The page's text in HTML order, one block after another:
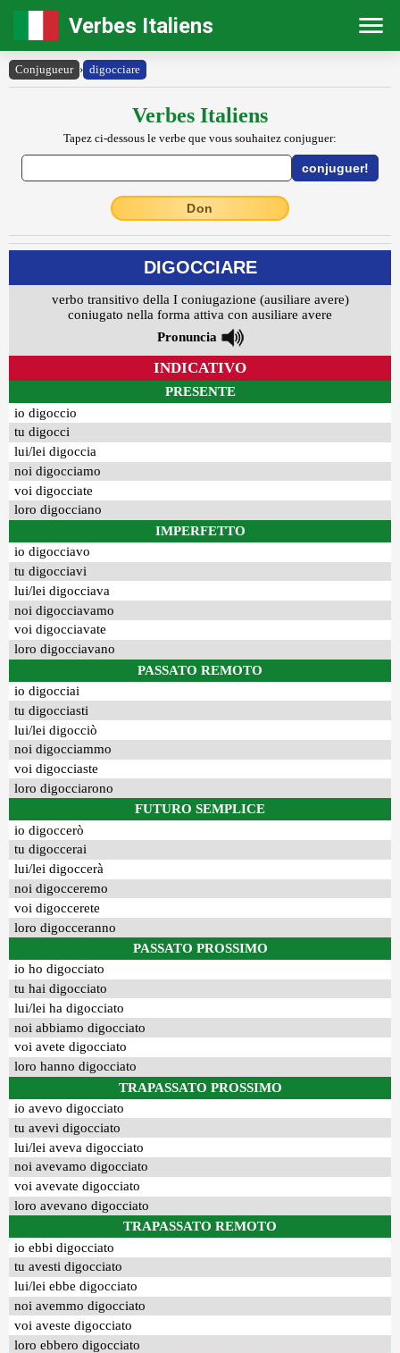
Verbes Italiens
Conjugueur › digocciare
Verbes Italiens
Tapez ci-dessous le verbe que vous souhaitez conjuguer:
Don
DIGOCCIARE
verbo transitivo della I coniugazione (ausiliare avere)
coniugato nella forma attiva con ausiliare avere
Pronuncia
INDICATIVO
PRESENTE
io digoccio
tu digocci
lui/lei digoccia
noi digocciamo
voi digocciate
loro digocciano
IMPERFETTO
io digocciavo
tu digocciavi
lui/lei digocciava
noi digocciavamo
voi digocciavate
loro digocciavano
PASSATO REMOTO
io digocciai
tu digocciasti
lui/lei digocciò
noi digocciammo
voi digocciaste
loro digocciarono
FUTURO SEMPLICE
io digoccerò
tu digoccerai
lui/lei digoccerà
noi digocceremo
voi digoccerete
loro digocceranno
PASSATO PROSSIMO
io ho digocciato
tu hai digocciato
lui/lei ha digocciato
noi abbiamo digocciato
voi avete digocciato
loro hanno digocciato
TRAPASSATO PROSSIMO
io avevo digocciato
tu avevi digocciato
lui/lei aveva digocciato
noi avevamo digocciato
voi avevate digocciato
loro avevano digocciato
TRAPASSATO REMOTO
io ebbi digocciato
tu avesti digocciato
lui/lei ebbe digocciato
noi avemmo digocciato
voi aveste digocciato
loro ebbero digocciato